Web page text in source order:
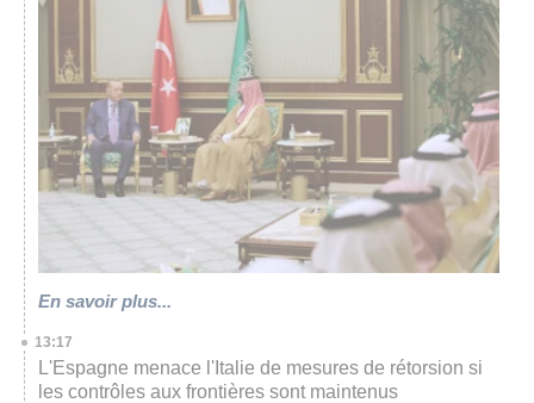
En savoir plus...
13:17
L'Espagne menace l'Italie de mesures de rétorsion si
les contrôles aux frontières sont maintenus